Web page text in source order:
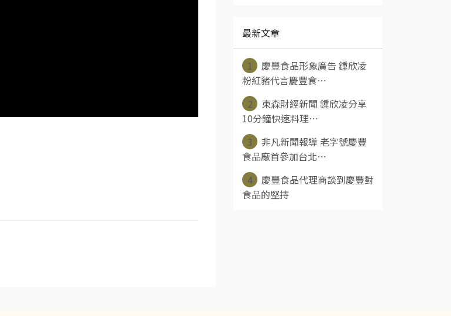
最新文章
1
慶豐食品形象廣告 鍾欣凌
粉紅豬代言慶豐食⋯
2
東森財經新聞 鍾欣凌分享
10分鐘快速料理⋯
3
非凡新聞報導 老字號慶豐
食品廠首參加台北⋯
4
慶豐食品代理商談到慶豐對
食品的堅持